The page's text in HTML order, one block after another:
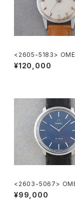
<2605-5183>
285"
¥120,000
<2603-5067>
VILLE
¥99,000